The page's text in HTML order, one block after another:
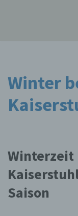
Winter
Winterzeit
Saison